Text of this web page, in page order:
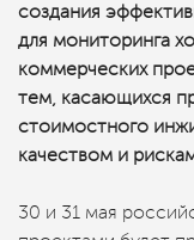
создания
для мониторинга
коммерческих
тем, касающихся
стоимостного
качеством и
30 и 31 мая